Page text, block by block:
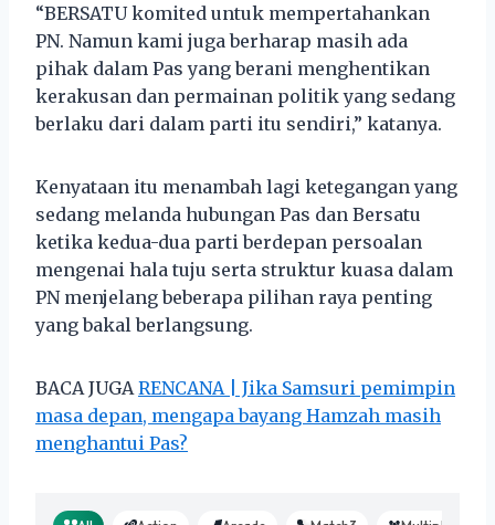
“BERSATU komited untuk mempertahankan
PN. Namun kami juga berharap masih ada
pihak dalam Pas yang berani menghentikan
kerakusan dan permainan politik yang sedang
berlaku dari dalam parti itu sendiri,” katanya.
Kenyataan itu menambah lagi ketegangan yang
sedang melanda hubungan Pas dan Bersatu
ketika kedua-dua parti berdepan persoalan
mengenai hala tuju serta struktur kuasa dalam
PN menjelang beberapa pilihan raya penting
yang bakal berlangsung.
BACA JUGA RENCANA | Jika Samsuri pemimpin
masa depan, mengapa bayang Hamzah masih
menghantui Pas?